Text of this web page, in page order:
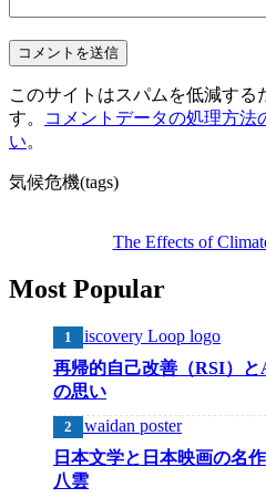
このサイトはスパムを低減する
す。
コメントデータの処理方法
い。
気候危機(tags)
The Effects of
Most Popular
再帰的自己改善（RSI）
の思い
日本文学と日本映画の名
八雲